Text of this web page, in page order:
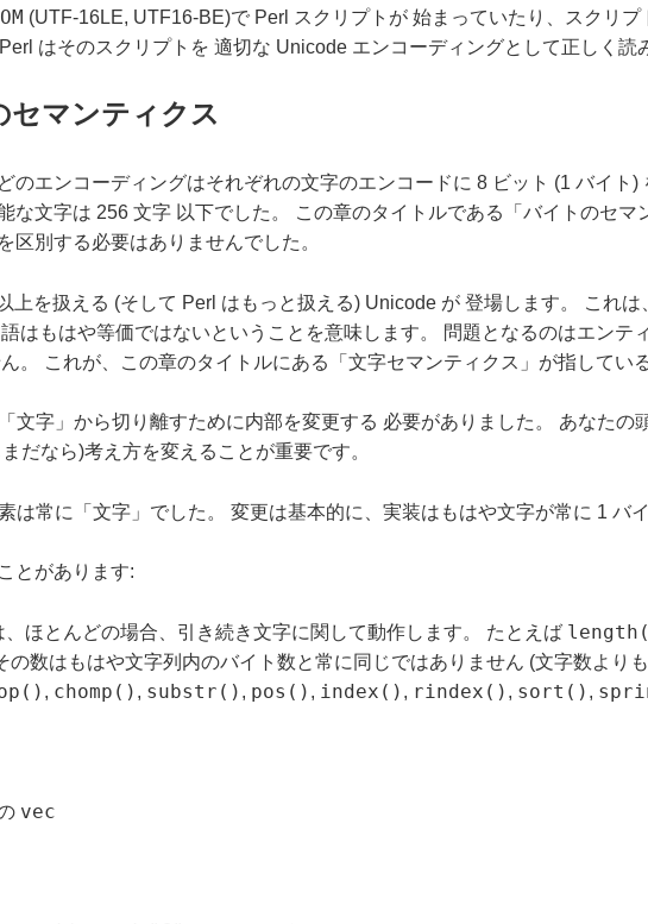
(UTF-16LE, UTF16-BE)で Perl スクリプトが 始まっていたり、スクリプ
はそのスクリプトを 適切な Unicode エンコーディングとして正しく読
セマンティクス
のエンコーディングはそれぞれの文字のエンコードに 8 ビット (1 バイト
な文字は 256 文字 以下でした。 この章のタイトルである「バイトのセマ
区別する必要はありませんでした。
上を扱える (そして Perl はもっと扱える) Unicode が 登場します。 これ
はもはや等価ではないということを意味します。 問題となるのはエンテ
。 これが、この章のタイトルにある「文字セマンティクス」が指してい
文字」から切り離すために内部を変更する 必要がありました。 あなた
だなら)考え方を変えることが重要です。
は常に「文字」でした。 変更は基本的に、実装はもはや文字が常に 1 バ
とがあります:
ほとんどの場合、引き続き文字に関して動作します。 たとえば
の数はもはや文字列内のバイト数と常に同じではありません (文字数より
, chomp() , substr() , pos() , index() , rindex() , sort() ,
vec